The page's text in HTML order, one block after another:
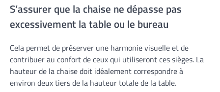
S’assurer que la chaise ne dépasse pas
excessivement la table ou le bureau
Cela permet de préserver une harmonie visuelle et de
contribuer au confort de ceux qui utiliseront ces sièges. La
hauteur de la chaise doit idéalement correspondre à
environ deux tiers de la hauteur totale de la table.